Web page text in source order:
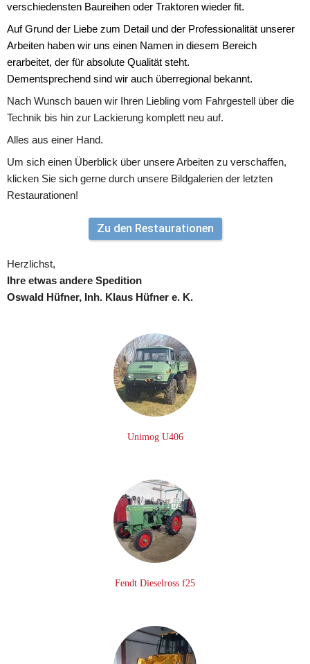
verschiedensten Baureihen oder Traktoren wieder fit.
Auf Grund der Liebe zum Detail und der Professionalität unserer
Arbeiten haben wir uns einen Namen in diesem Bereich
erarbeitet, der für absolute Qualität steht.
Dementsprechend sind wir auch überregional bekannt.
Nach Wunsch bauen wir Ihren Liebling vom Fahrgestell über die
Technik bis hin zur Lackierung komplett neu auf.
Alles aus einer Hand.
Um sich einen Überblick über unsere Arbeiten zu verschaffen,
klicken Sie sich gerne durch unsere Bildgalerien der letzten
Restaurationen!
Zu den Restaurationen
Herzlichst,
Ihre etwas andere Spedition
Oswald Hüfner, Inh. Klaus Hüfner e. K.
Unimog U406
Fendt Dieselross f25